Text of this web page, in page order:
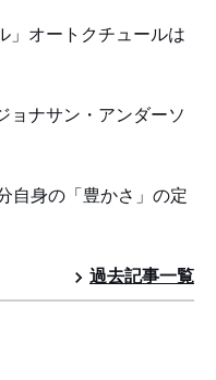
オートクチュールは
ナサン・アンダーソ
身の「豊かさ」の定
過去記事一覧